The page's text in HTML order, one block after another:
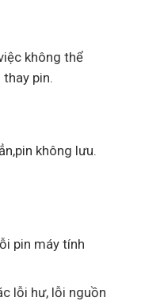
không thể
pin.
không lưu.
pin máy tính
lỗi hư, lỗi nguồn